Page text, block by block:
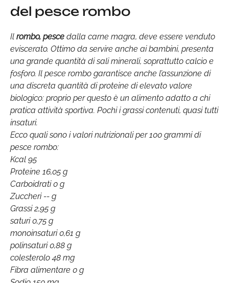
del pesce rombo
Il rombo, pesce dalla carne magra, deve essere venduto
eviscerato. Ottimo da servire anche ai bambini, presenta
una grande quantità di sali minerali, soprattutto calcio e
fosforo. Il pesce rombo garantisce anche l’assunzione di
una discreta quantità di proteine di elevato valore
biologico: proprio per questo è un alimento adatto a chi
pratica attività sportiva. Pochi i grassi contenuti, quasi tutti
insaturi.
Ecco quali sono i valori nutrizionali per 100 grammi di
pesce rombo:
Kcal 95
Proteine 16,05 g
Carboidrati 0 g
Zuccheri -- g
Grassi 2,95 g
saturi 0,75 g
monoinsaturi 0,61 g
polinsaturi 0,88 g
colesterolo 48 mg
Fibra alimentare 0 g